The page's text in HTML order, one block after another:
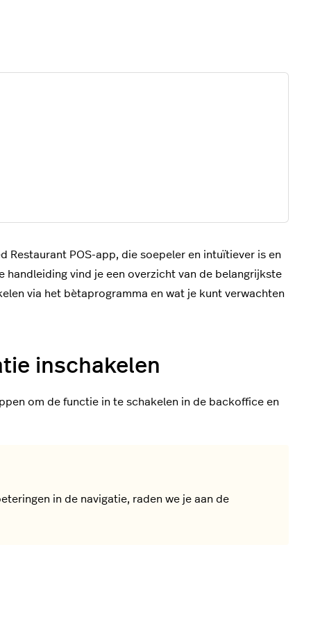
Restaurant POS-app, die soepeler en intuïtiever is en
vind je een overzicht van de belangrijkste
via het bètaprogramma en wat je kunt verwachten
inschakelen
om de functie in te schakelen in de backoffice en
in de navigatie, raden we je aan de